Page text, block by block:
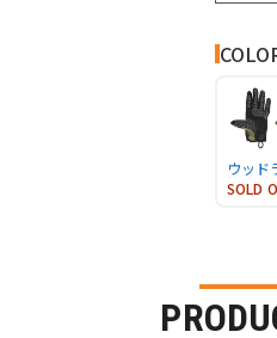
ウッド
SOLD